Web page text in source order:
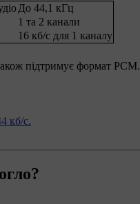
До 44,1 кГц
1 та 2 канали
16 кб/c для 1 каналу
підтримує формат РСМ.
кб/c.